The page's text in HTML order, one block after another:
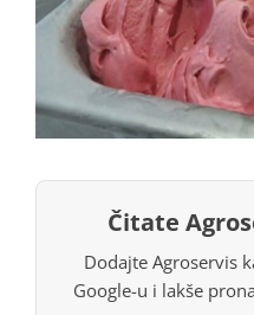
Čitate
Dodajte Agroservis
Google-u i lakše